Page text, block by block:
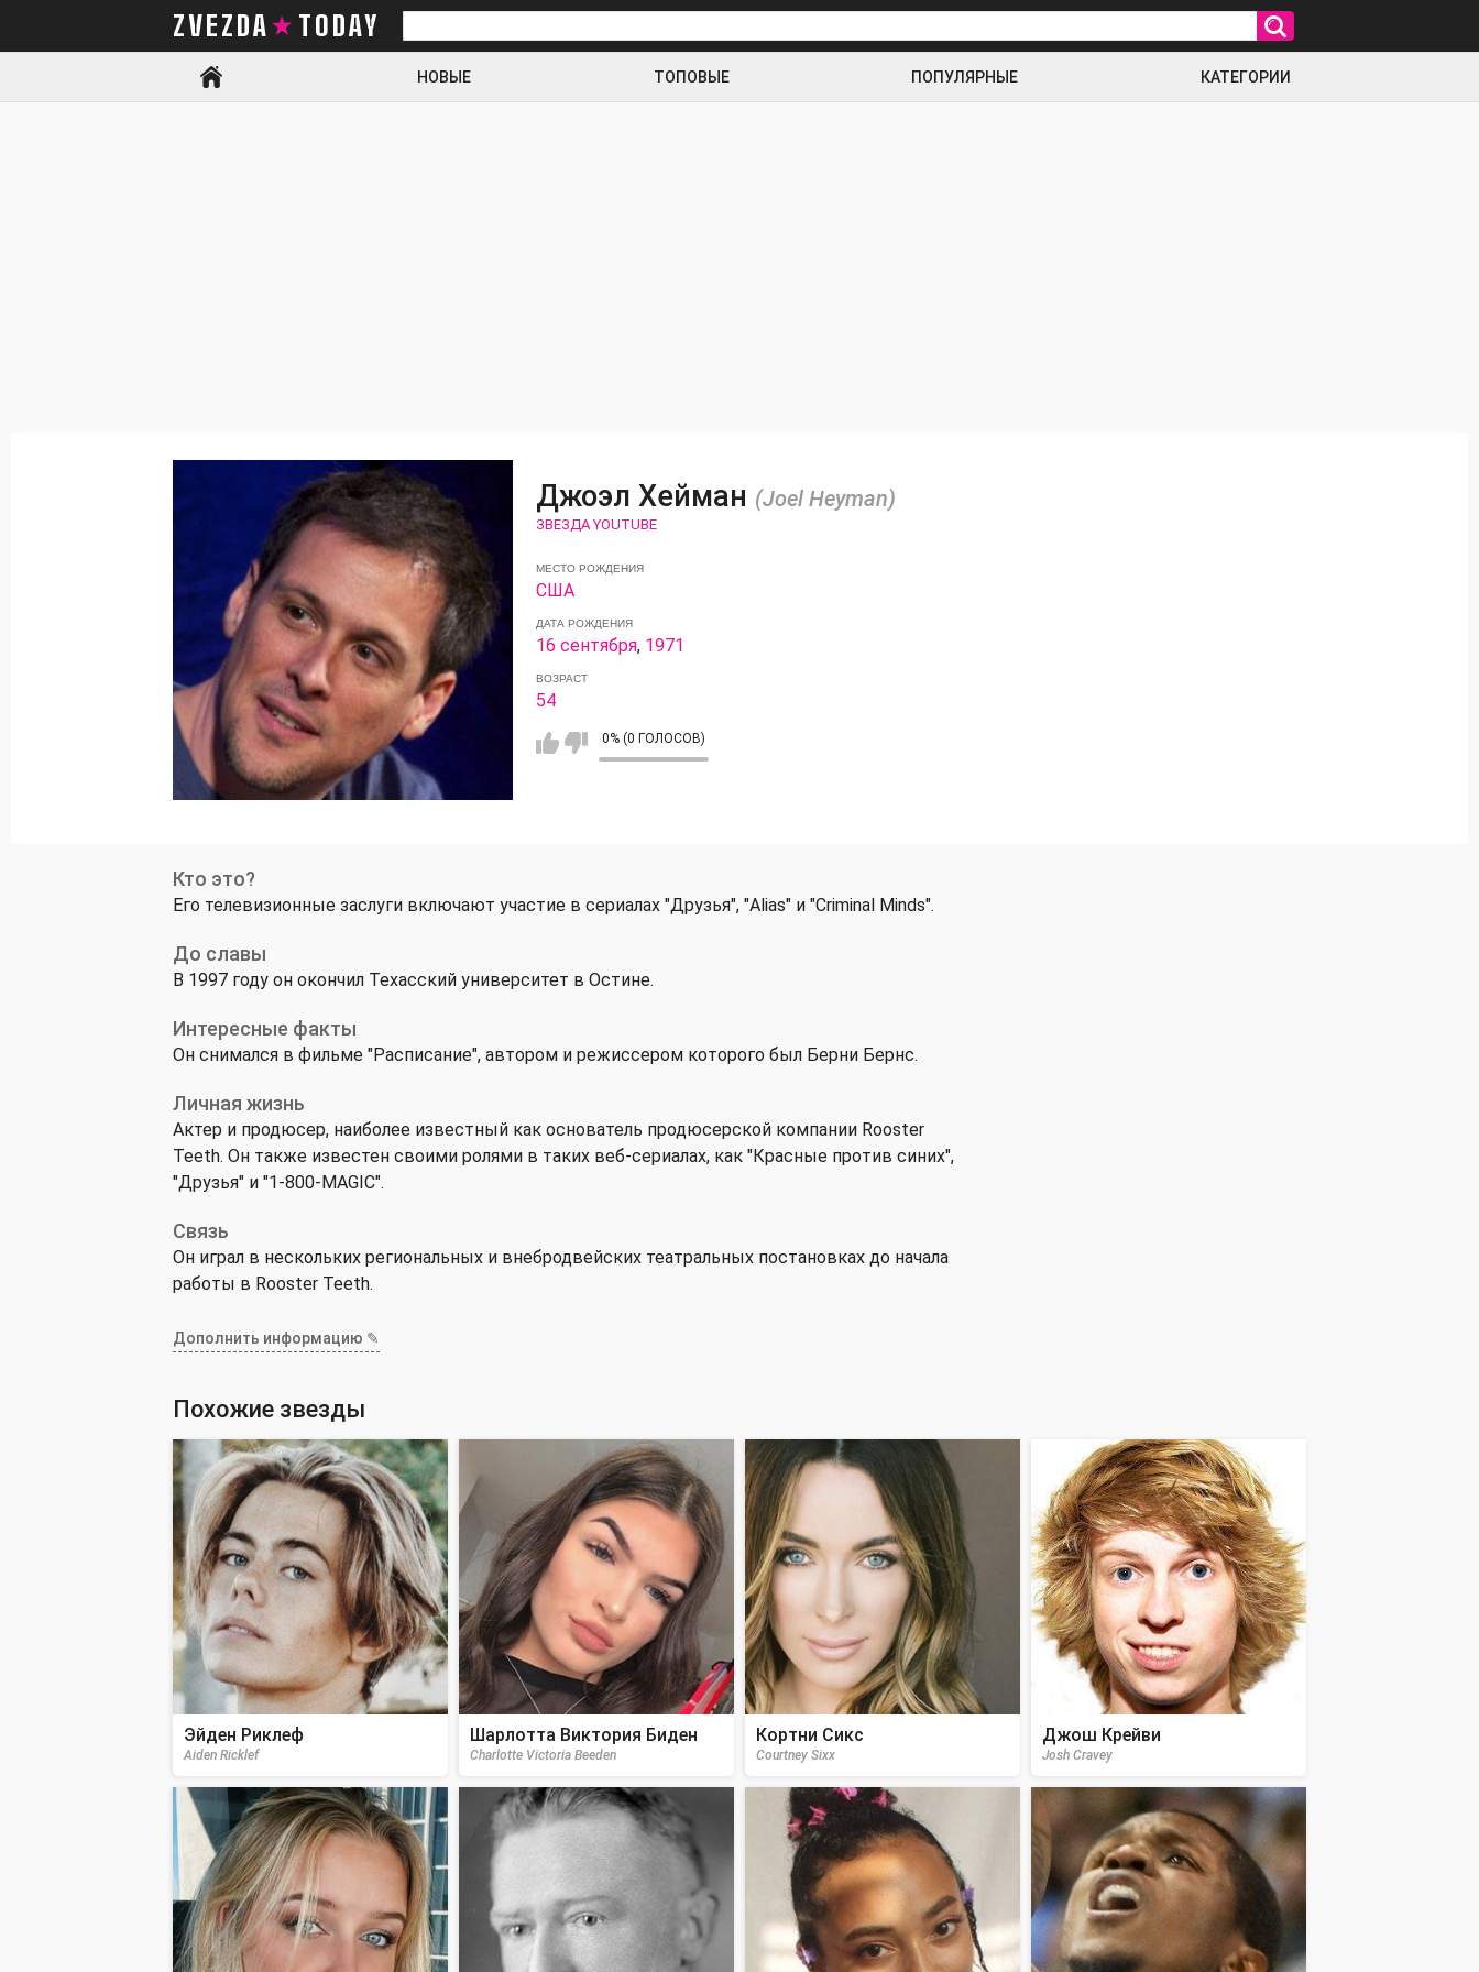
ZVEZDA TODAY
Искать
НОВЫЕ ТОПОВЫЕ ПОПУЛЯРНЫЕ КАТЕГОРИИ
Джоэл Хейман (Joel Heyman)
ЗВЕЗДА YOUTUBE
МЕСТО РОЖДЕНИЯ
США
ДАТА РОЖДЕНИЯ
16 сентября, 1971
ВОЗРАСТ
54
0% (0 ГОЛОСОВ)
Кто это?
Его телевизионные заслуги включают участие в сериалах "Друзья", "Alias" и "Criminal Minds".
До славы
В 1997 году он окончил Техасский университет в Остине.
Интересные факты
Он снимался в фильме "Расписание", автором и режиссером которого был Берни Бернс.
Личная жизнь
Актер и продюсер, наиболее известный как основатель продюсерской компании Rooster
Teeth. Он также известен своими ролями в таких веб-сериалах, как "Красные против синих",
"Друзья" и "1-800-MAGIC".
Связь
Он играл в нескольких региональных и внебродвейских театральных постановках до начала
работы в Rooster Teeth.
Дополнить информацию ✎
Похожие звезды
Эйден Риклеф
Aiden Ricklef
Шарлотта Виктория Биден
Charlotte Victoria Beeden
Кортни Сикс
Courtney Sixx
Джош Крейви
Josh Cravey